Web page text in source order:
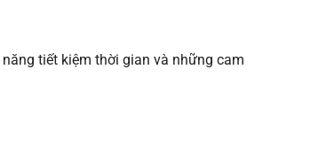
tiết kiệm thời gian và những cam